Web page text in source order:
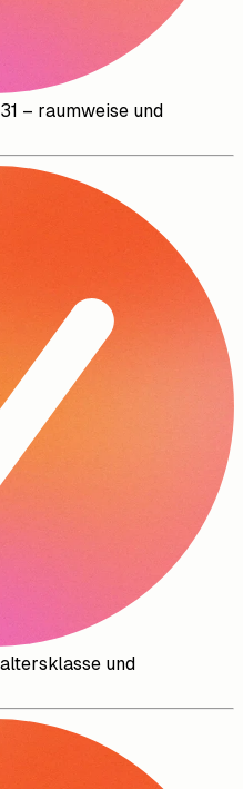
– raumweise und
und